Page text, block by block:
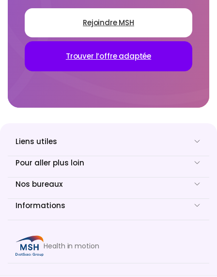
Rejoindre MSH
Trouver l’offre adaptée
Health in motion
Liens utiles
Pour aller plus loin
Nos bureaux
Informations